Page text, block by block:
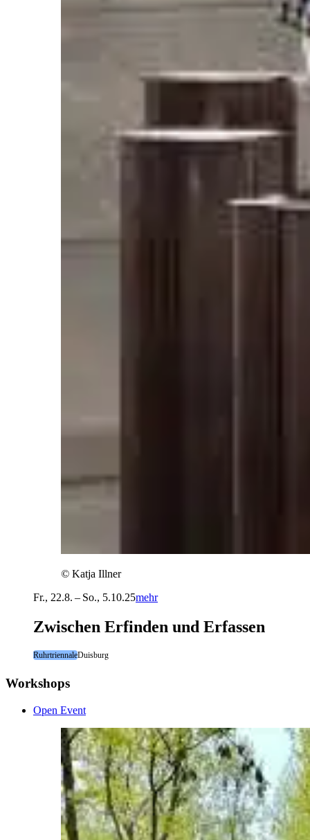
© Katja Illner
Fr., 22.8. – So., 5.10.25mehr
Zwischen Erfinden und Erfassen
RuhrtriennaleDuisburg
Workshops
Open Event